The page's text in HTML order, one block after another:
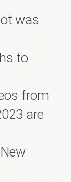
was
to
from
are